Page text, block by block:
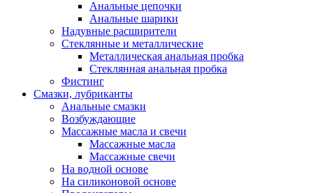
Анальные цепочки
Анальные шарики
Надувные расширители
Стеклянные и металлические
Металлическая анальная пробка
Стеклянная анальная пробка
Фистинг
Смазки, лубриканты
Анальные смазки
Возбуждающие
Массажные масла и свечи
Массажные масла
Массажные свечи
На водной основе
На силиконовой основе